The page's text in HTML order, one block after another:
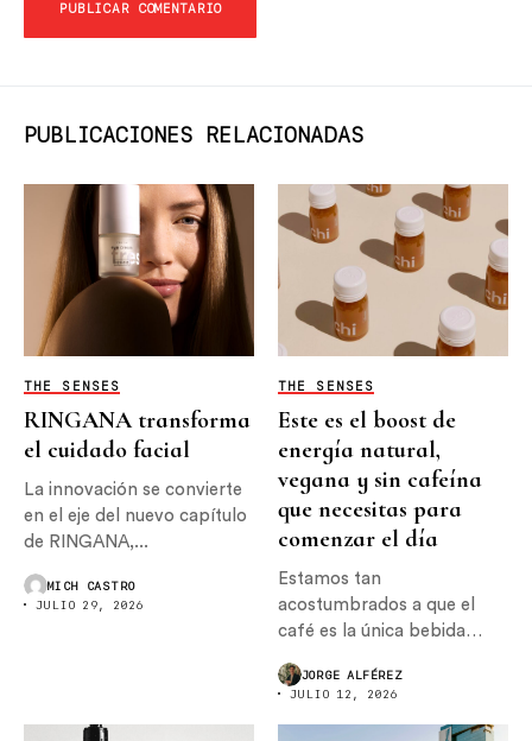
PUBLICACIONES RELACIONADAS
THE SENSES
RINGANA transforma
el cuidado facial
La innovación se convierte
en el eje del nuevo capítulo
de RINGANA,...
MICH CASTRO
JULIO 29, 2026
THE SENSES
Este es el boost de
energía natural,
vegana y sin cafeína
que necesitas para
comenzar el día
Estamos tan
acostumbrados a que el
café es la única bebida
JORGE ALFÉREZ
JULIO 12, 2026